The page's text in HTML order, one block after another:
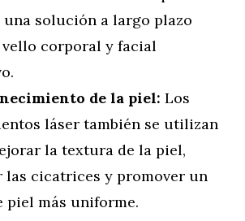
una solución a largo plazo
corporal y facial
de la piel: Los
láser también se utilizan
la textura de la piel,
las cicatrices y promover un
piel más uniforme.